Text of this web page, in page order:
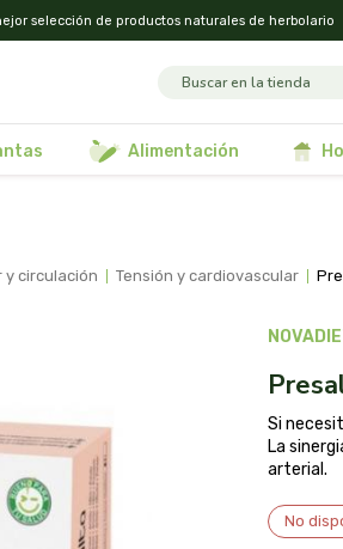
selección de productos naturales de herbolario
alimentación
y circulación tensión y cardiovascular
Si
La
arterial.
No